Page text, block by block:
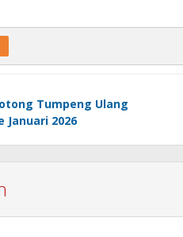
Tumpeng Ulang
Januari 2026